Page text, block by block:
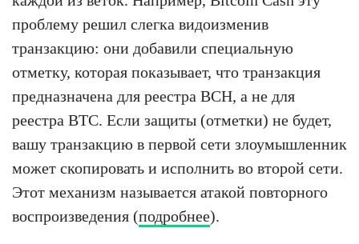
проблему решил слегка видоизменив
транзакцию: они добавили специальную
отметку, которая показывает, что транзакция
предназначена для реестра BCH, а не для
реестра BTC. Если защиты (отметки) не будет,
вашу транзакцию в первой сети злоумышленник
может скопировать и исполнить во второй сети.
Этот механизм называется атакой повторного
воспроизведения (подробнее).